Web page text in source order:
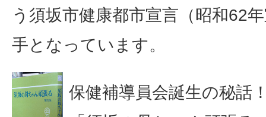
う須坂市健康都市宣言（昭和62
手となっています。
保健補導員会誕生の秘話